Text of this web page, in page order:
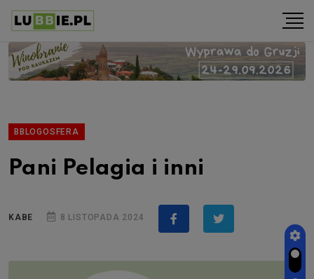
BBLOGOSFERA
Pani Pelagia i inni
KABE 8 LISTOPADA 2024